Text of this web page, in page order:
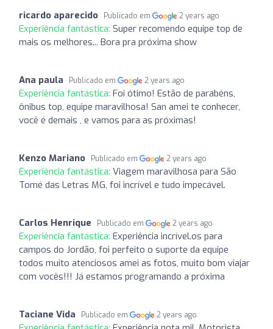
ricardo aparecido Publicado em 2 years ago
Experiência fantástica: Super recomendo equipe top de
mais os melhores... Bora pra próxima show
Ana paula Publicado em 2 years ago
Experiência fantástica: Foi ótimo! Estão de parabéns,
ônibus top, equipe maravilhosa! San amei te conhecer,
você é demais , e vamos para as próximas!
Kenzo Mariano Publicado em 2 years ago
Experiência fantástica: Viagem maravilhosa para São
Tomé das Letras MG, foi incrível e tudo impecável.
Carlos Henrique Publicado em 2 years ago
Experiência fantástica: Experiência incrível.os para
campos do Jordão, foi perfeito o suporte da equipe
todos muito atenciosos amei as fotos, muito bom viajar
com vocês!!! Já estamos programando a próxima
Taciane Vida Publicado em 2 years ago